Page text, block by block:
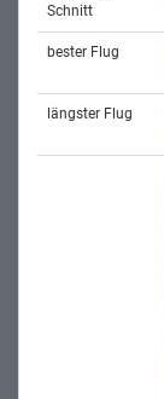
Schnitt
bester Flug
längster Flug